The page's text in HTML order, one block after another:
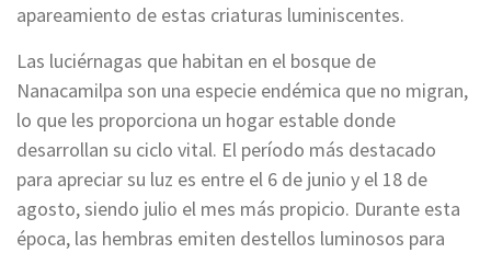
apareamiento de estas criaturas luminiscentes.
Las luciérnagas que habitan en el bosque de
Nanacamilpa son una especie endémica que no migran,
lo que les proporciona un hogar estable donde
desarrollan su ciclo vital. El período más destacado
para apreciar su luz es entre el 6 de junio y el 18 de
agosto, siendo julio el mes más propicio. Durante esta
época, las hembras emiten destellos luminosos para